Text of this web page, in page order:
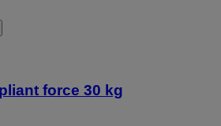
force 30 kg